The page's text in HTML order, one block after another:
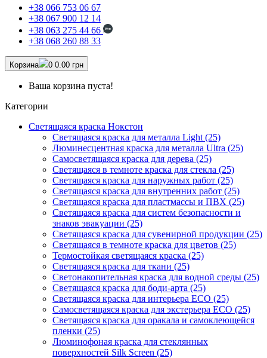
+38 066 753 06 67
+38 067 900 12 14
+38 063 275 44 66
+38 068 260 88 33
Корзина 0 0.00 грн
Ваша корзина пуста!
Категории
Светящаяся краска Нокстон
Светящаяся краска для металла Light (25)
Люминесцентная краска для металла Ultra (25)
Самосветящаяся краска для дерева (25)
Светящаяся в темноте краска для стекла (25)
Светящаяся краска для наружных работ (25)
Светящаяся краска для внутренних работ (25)
Светящаяся краска для пластмассы и ПВХ (25)
Светящаяся краска для систем безопасности и
знаков эвакуации (25)
Светящаяся краска для сувенирной продукции (25)
Светящаяся в темноте краска для цветов (25)
Термостойкая светящаяся краска (25)
Светящаяся краска для ткани (25)
Светонакопительная краска для водной среды (25)
Светящаяся краска для боди-арта (25)
Светящаяся краска для интерьера ECO (25)
Самосветящаяся краска для экстерьера ECO (25)
Светящаяся краска для оракала и самоклеющейся
пленки (25)
Люминофоная краска для стеклянных
поверхностей Silk Screen (25)